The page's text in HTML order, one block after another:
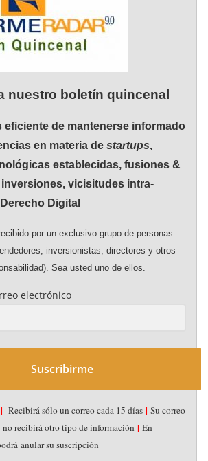
nuestro boletín quincenal
eficiente de mantenerse informado
en materia de startups,
establecidas, fusiones &
vicisitudes intra-
Digital
por un exclusivo grupo de personas
inversionistas, directores y otros
Sea usted uno de ellos.
electrónico
Suscribirme
| Recibirá sólo un correo cada 15 días | Su correo
recibirá otro tipo de información | En
anular su suscripción